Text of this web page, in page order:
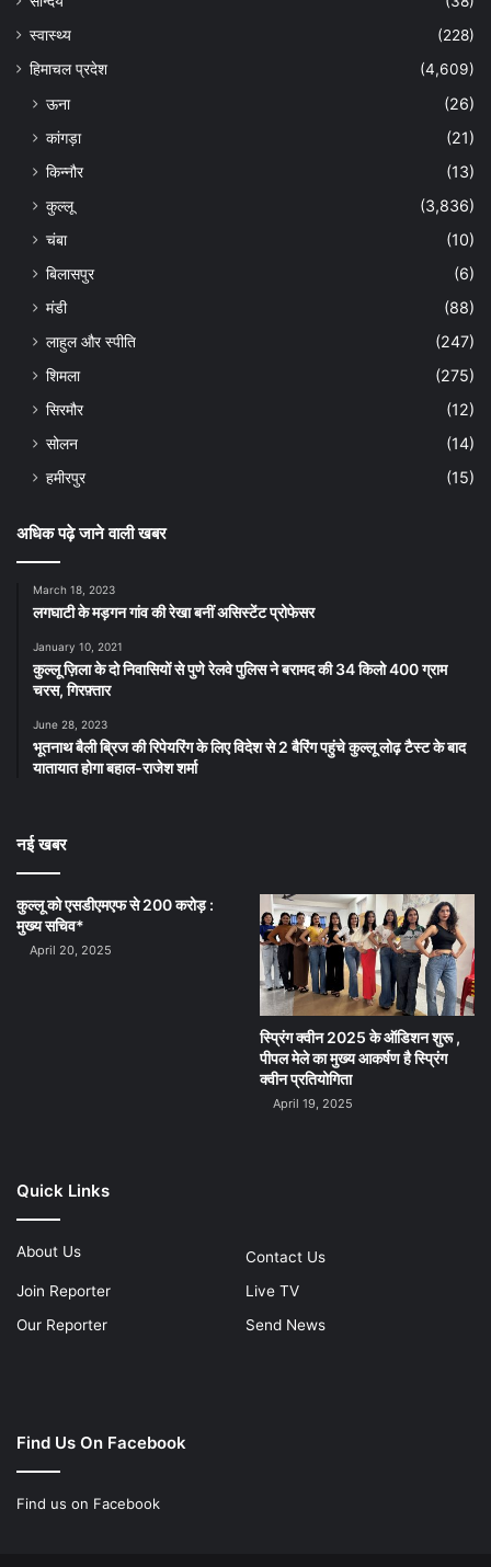
स्वास्थ्य
(228)
हिमाचल प्रदेश
(4,609)
ऊना
(26)
कांगड़ा
(21)
किन्नौर
(13)
कुल्लू
(3,836)
चंबा
(10)
बिलासपुर
(6)
मंडी
(88)
लाहुल और स्पीति
(247)
शिमला
(275)
सिरमौर
(12)
सोलन
(14)
हमीरपुर
(15)
अधिक पढ़े जाने वाली खबर
March 18, 2023
लगघाटी के मड़गन गांव की रेखा बनीं असिस्टेंट प्रोफेसर
January 10, 2021
कुल्लू ज़िला के दो निवासियों से पुणे रेलवे पुलिस ने बरामद की 34 किलो 400 ग्राम
चरस, गिरफ़्तार
June 28, 2023
भूतनाथ बैली ब्रिज की रिपेयरिंग के लिए विदेश से 2 बैरिंग पहुंचे कुल्लू लोढ़ टैस्ट के बाद
यातायात होगा बहाल-राजेश शर्मा
नई खबर
कुल्लू को एसडीएमएफ से 200 करोड़ :
मुख्य सचिव*
April 20, 2025
स्प्रिंग क्वीन 2025 के ऑडिशन शुरू ,
पीपल मेले का मुख्य आकर्षण है स्प्रिंग
क्वीन प्रतियोगिता
April 19, 2025
Quick Links
About Us
Contact Us
Join Reporter
Live TV
Our Reporter
Send News
Find Us On Facebook
Find us on Facebook